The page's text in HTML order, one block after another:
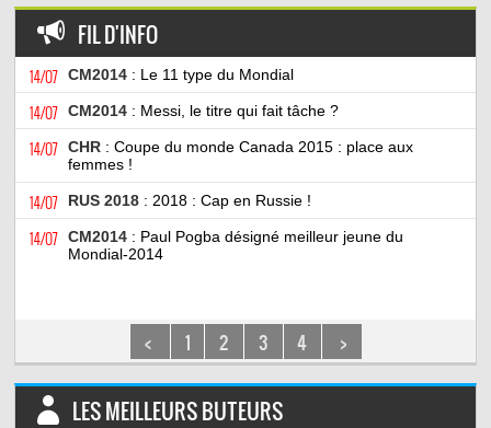
FIL D'INFO
14/07 CM2014 : Le 11 type du Mondial
14/07 CM2014 : Messi, le titre qui fait tâche ?
14/07 CHR : Coupe du monde Canada 2015 : place aux
femmes !
14/07 RUS 2018 : 2018 : Cap en Russie !
14/07 CM2014 : Paul Pogba désigné meilleur jeune du
Mondial-2014
< 1 2 3 4 >
LES MEILLEURS BUTEURS